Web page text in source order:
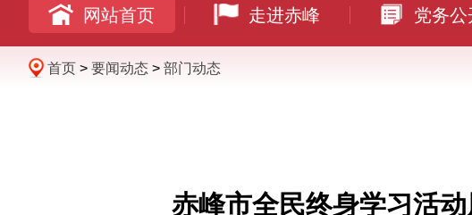
网站首页 走进赤峰 党务公
首页 > 要闻动态 > 部门动态
赤峰市全民终身学习活